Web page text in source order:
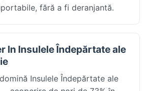
fără a fi deranjantă.
In Insulele Îndepărtate ale
Insulele Îndepărtate ale